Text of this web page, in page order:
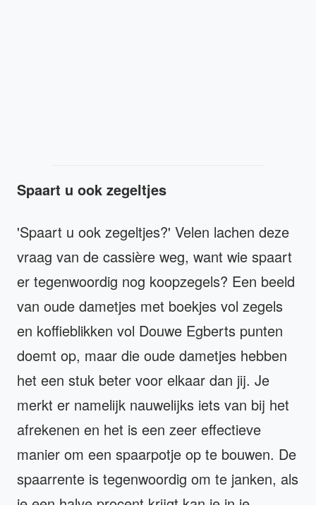
Spaart u ook zegeltjes
'Spaart u ook zegeltjes?' Velen lachen deze
vraag van de cassière weg, want wie spaart
er tegenwoordig nog koopzegels? Een beeld
van oude dametjes met boekjes vol zegels
en koffieblikken vol Douwe Egberts punten
doemt op, maar die oude dametjes hebben
het een stuk beter voor elkaar dan jij. Je
merkt er namelijk nauwelijks iets van bij het
afrekenen en het is een zeer effectieve
manier om een spaarpotje op te bouwen. De
spaarrente is tegenwoordig om te janken, als